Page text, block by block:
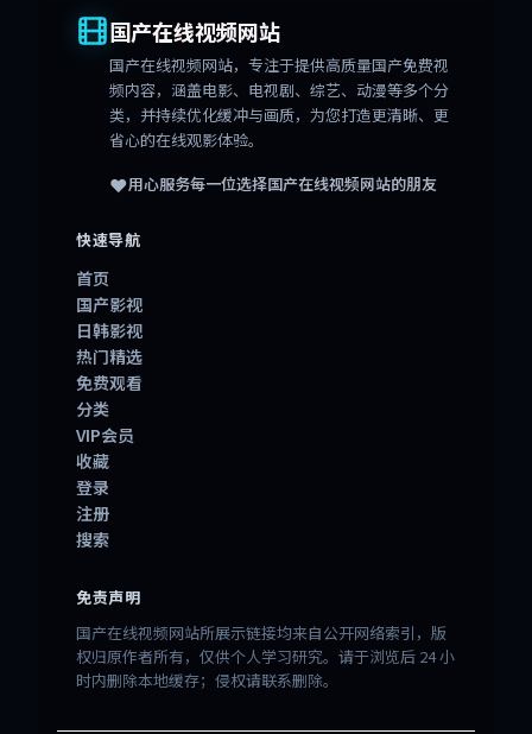
国产在线视频网站
国产在线视频网站，专注于提供高质量国产免费视
频内容，涵盖电影、电视剧、综艺、动漫等多个分
类，并持续优化缓冲与画质，为您打造更清晰、更
省心的在线观影体验。
❤️用心服务每一位选择国产在线视频网站的朋友
快速导航
首页
国产影视
日韩影视
热门精选
免费观看
分类
VIP会员
收藏
登录
注册
搜索
免责声明
国产在线视频网站所展示链接均来自公开网络索引，版
权归原作者所有，仅供个人学习研究。请于浏览后 24 小
时内删除本地缓存；侵权请联系删除。